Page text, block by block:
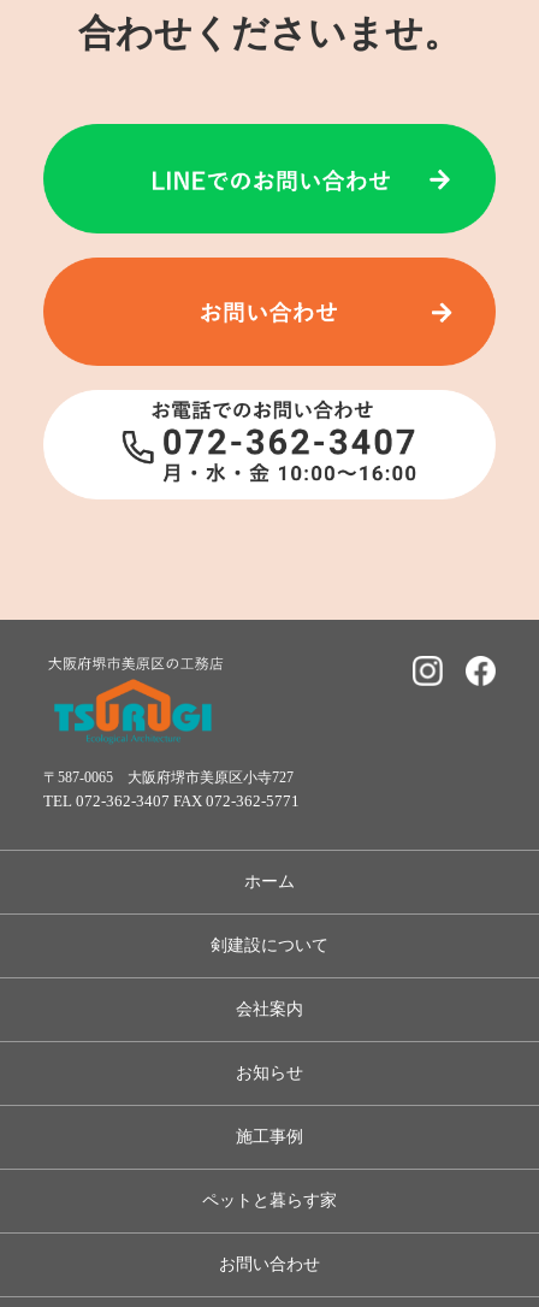
合わせくださいませ。
〒587-0065 大阪府堺市美原区小寺727
TEL 072-362-3407 FAX 072-362-5771
ホーム
剣建設について
会社案内
お知らせ
施工事例
ペットと暮らす家
お問い合わせ